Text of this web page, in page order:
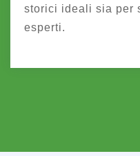
storici ideali sia per
esperti.